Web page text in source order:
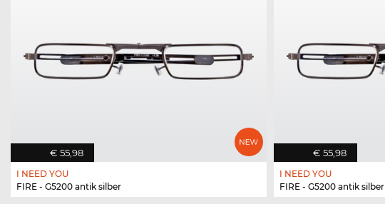
€ 55,98
I NEED YOU
FIRE - G5200 antik silber
€ 55,98
I NEED YOU
FIRE - G5200 antik silber